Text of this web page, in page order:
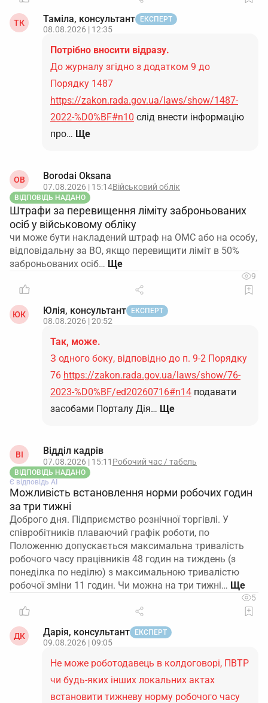
ТК Таміла, консультант ЕКСПЕРТ
08.08.2026 | 12:35
Потрібно вносити відразу.
До журналу згідно з додатком 9 до
Порядку 1487
https://zakon.rada.gov.ua/laws/show/1487-
2022-%D0%BF#n10 слід внести інформацію
про… Ще
OB Borodai Oksana
07.08.2026 | 15:14Військовий облік
ВІДПОВІДЬ НАДАНО
Штрафи за перевищення ліміту заброньованих
осіб у військовому обліку
чи може бути накладений штраф на ОМС або на особу,
відповідальну за ВО, якщо перевищити ліміт в 50%
заброньованих осіб…
9
ЮК Юлія, консультант ЕКСПЕРТ
08.08.2026 | 20:52
Так, може.
З одного боку, відповідно до п. 9-2 Порядку
76 https://zakon.rada.gov.ua/laws/show/76-
2023-%D0%BF/ed20260716#n14 подавати
засобами Порталу Дія… Ще
ВІ Відділ кадрів
07.08.2026 | 15:11 Робочий час / табель
ВІДПОВІДЬ НАДАНО
Є відповідь АІ
Можливість встановлення норми робочих годин
за три тижні
Доброго дня. Підприємство рознічної торгівлі. У
співробітників плаваючий графік роботи, по
Положенню допускається максимальна тривалість
робочого часу працівників 48 годин на тиждень (з
понеділка по неділю) з максимальною тривалістю
робочої зміни 11 годин. Чи можна на три тижні…
5
ДК Дарія, консультант ЕКСПЕРТ
09.08.2026 | 09:05
Не може роботодавець в колдоговорі, ПВТР
чи будь-яких інших локальних актах
встановити тижневу норму робочого часу